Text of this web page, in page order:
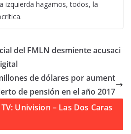
izquierda hagamos, todos, la
del FMLN desmiente acusaci
de dólares por aument
de pensión en el año 2017
Univision – Las Dos Caras